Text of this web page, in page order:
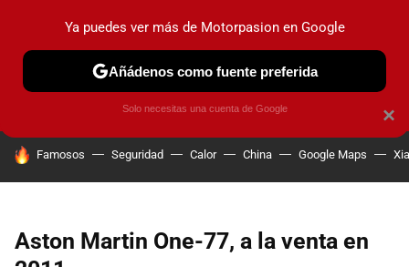
PRUEBAS COCHES ELÉCTRICOS OBSERVATORIO
HOY SE HABLA DE
Famosos Seguridad Calor China Google Maps
Aston Martin One-77, a la venta en
×
Ya puedes ver más de Motorpasion en Google
Añádenos como fuente preferida
Solo necesitas una cuenta de Google